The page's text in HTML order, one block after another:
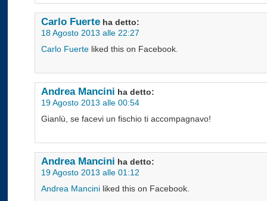
Carlo Fuerte ha detto:
18 Agosto 2013 alle 22:27
Carlo Fuerte liked this on Facebook.
Andrea Mancini ha detto:
19 Agosto 2013 alle 00:54
Gianlù, se facevi un fischio ti accompagnavo!
Andrea Mancini ha detto:
19 Agosto 2013 alle 01:12
Andrea Mancini liked this on Facebook.